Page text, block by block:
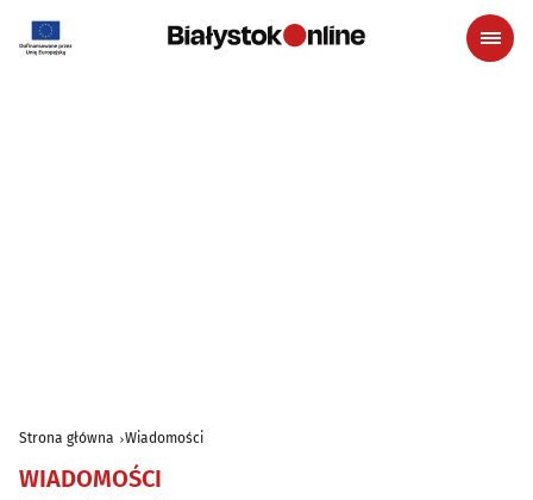
Strona główna Wiadomości
WIADOMOŚCI